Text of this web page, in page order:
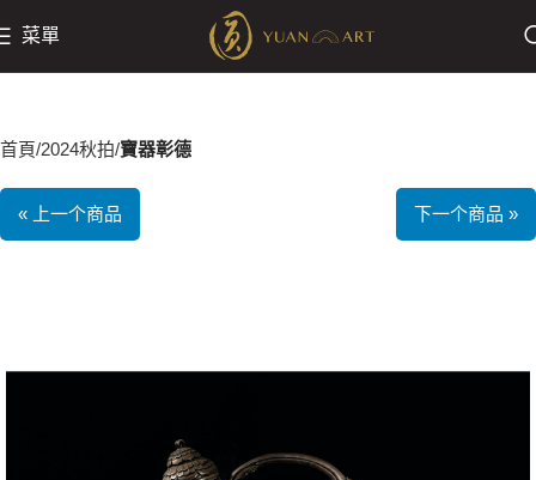
菜單
首頁 2024秋拍 寶器彰德
« 上一个商品 下一个商品 »